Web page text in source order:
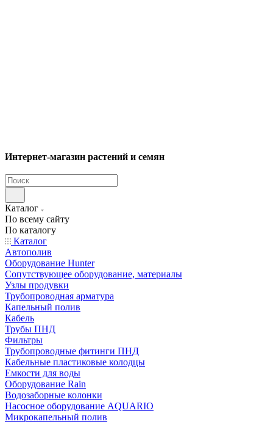
Интернет-магазин растений и семян
Каталог
По всему сайту
По каталогу
Каталог
Автополив
Оборудование Hunter
Сопутствующее оборудование, материалы
Узлы продувки
Трубопроводная арматура
Капельный полив
Кабель
Трубы ПНД
Фильтры
Трубопроводные фитинги ПНД
Кабельные пластиковые колодцы
Емкости для воды
Оборудование Rain
Водозаборные колонки
Насосное оборудование AQUARIO
Микрокапельный полив